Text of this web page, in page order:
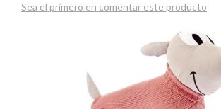
Sea el primero en comentar este producto